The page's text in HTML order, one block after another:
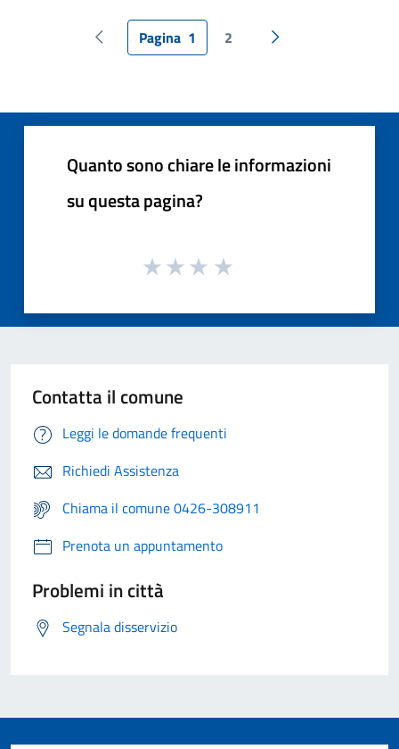
Pagina precedente
Pagina 1 2 Pagina successiva
Quanto sono chiare le informazioni
su questa pagina?
Contatta il comune
Leggi le domande frequenti
Richiedi Assistenza
Chiama il comune 0426-308911
Prenota un appuntamento
Problemi in città
Segnala disservizio